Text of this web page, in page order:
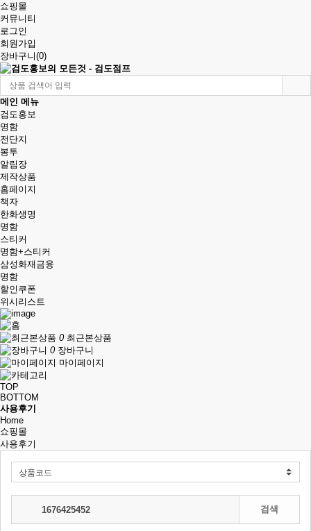
쇼핑몰
커뮤니티
로그인
회원가입
장바구니(0)
메인 메뉴
검도홍보
명함
전단지
봉투
알림장
제작상품
홈페이지
책자
한화생명
명함
스티커
명함+스티커
삼성화재금융
명함
할인쿠폰
위시리스트
0 최근본상품
0 장바구니
마이페이지
TOP
BOTTOM
사용후기
Home
쇼핑몰
사용후기
검색